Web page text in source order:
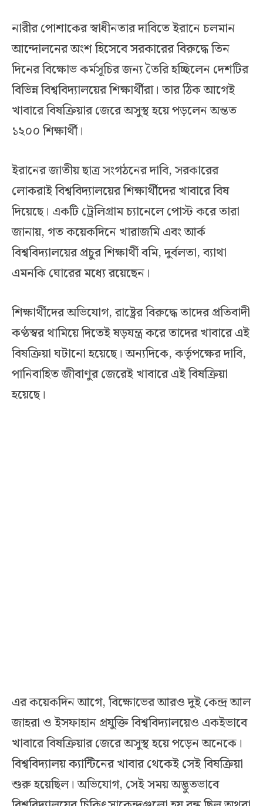
নারীর পোশাকের স্বাধীনতার দাবিতে ইরানে চলমান
আন্দোলনের অংশ হিসেবে সরকারের বিরুদ্ধে তিন
দিনের বিক্ষোভ কর্মসূচির জন্য তৈরি হচ্ছিলেন দেশটির
বিভিন্ন বিশ্ববিদ্যালয়ের শিক্ষার্থীরা। তার ঠিক আগেই
খাবারে বিষক্রিয়ার জেরে অসুস্থ হয়ে পড়লেন অন্তত
১২০০ শিক্ষার্থী।
ইরানের জাতীয় ছাত্র সংগঠনের দাবি, সরকারের
লোকরাই বিশ্ববিদ্যালয়ের শিক্ষার্থীদের খাবারে বিষ
দিয়েছে। একটি ট্রেলিগ্রাম চ্যানেলে পোস্ট করে তারা
জানায়, গত কয়েকদিনে খারাজমি এবং আর্ক
বিশ্ববিদ্যালয়ের প্রচুর শিক্ষার্থী বমি, দুর্বলতা, ব্যাথা
এমনকি ঘোরের মধ্যে রয়েছেন।
শিক্ষার্থীদের অভিযোগ, রাষ্ট্রের বিরুদ্ধে তাদের প্রতিবাদী
কণ্ঠস্বর থামিয়ে দিতেই ষড়যন্ত্র করে তাদের খাবারে এই
বিষক্রিয়া ঘটানো হয়েছে। অন্যদিকে, কর্তৃপক্ষের দাবি,
পানিবাহিত জীবাণুর জেরেই খাবারে এই বিষক্রিয়া
হয়েছে।
এর কয়েকদিন আগে, বিক্ষোভের আরও দুই কেন্দ্র আল
জাহরা ও ইসফাহান প্রযুক্তি বিশ্ববিদ্যালয়েও একইভাবে
খাবারে বিষক্রিয়ার জেরে অসুস্থ হয়ে পড়েন অনেকে।
বিশ্ববিদ্যালয় ক্যান্টিনের খাবার থেকেই সেই বিষক্রিয়া
শুরু হয়েছিল। অভিযোগ, সেই সময় অদ্ভুতভাবে